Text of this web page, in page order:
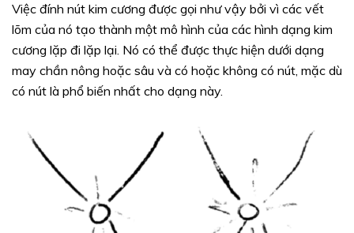
Việc đính nút kim cương được gọi như vậy bởi vì các vết
lõm của nó tạo thành một mô hình của các hình dạng kim
cương lặp đi lặp lại. Nó có thể được thực hiện dưới dạng
may chần nông hoặc sâu và có hoặc không có nút, mặc dù
có nút là phổ biến nhất cho dạng này.